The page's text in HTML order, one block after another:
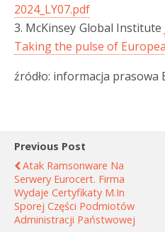
2024_LY07.pdf
3. McKinsey Global Institute
Taking the pulse of
źródło: informacja prasowa
Previous Post
Atak Ramsonware Na
Serwery Eurocert. Firma
Wydaje Certyfikaty M.in
Sporej Części Podmiotów
Administracji Państwowej